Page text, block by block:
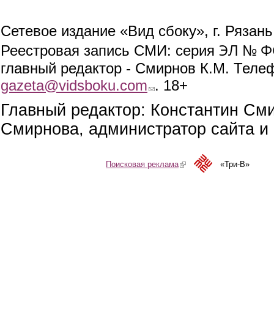
Сетевое издание «Вид сбоку», г.
Реестровая запись СМИ: серия ЭЛ №
главный редактор - Смирнов К.М.
gazeta@vidsboku.com (link sends e-mail)
. 18+
Главный редактор: Константин
Смирнова, администратор сайта
Поисковая реклама(link is external)«Три-В»